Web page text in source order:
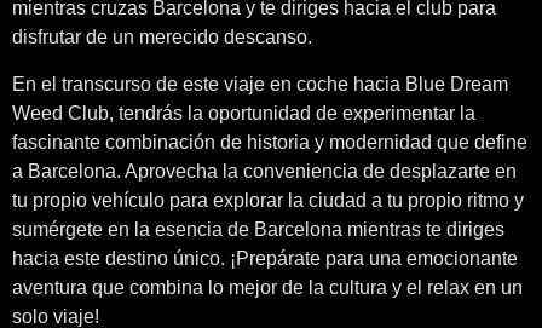
mientras cruzas Barcelona y te diriges hacia el club para
disfrutar de un merecido descanso.
En el transcurso de este viaje en coche hacia Blue Dream
Weed Club, tendrás la oportunidad de experimentar la
fascinante combinación de historia y modernidad que define
a Barcelona. Aprovecha la conveniencia de desplazarte en
tu propio vehículo para explorar la ciudad a tu propio ritmo y
sumérgete en la esencia de Barcelona mientras te diriges
hacia este destino único. ¡Prepárate para una emocionante
aventura que combina lo mejor de la cultura y el relax en un
solo viaje!